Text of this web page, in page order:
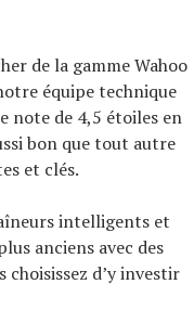
de la gamme Wahoo
équipe technique
note de 4,5 étoiles en
bon que tout autre
et clés.
intelligents et
anciens avec des
choisissez d’y investir